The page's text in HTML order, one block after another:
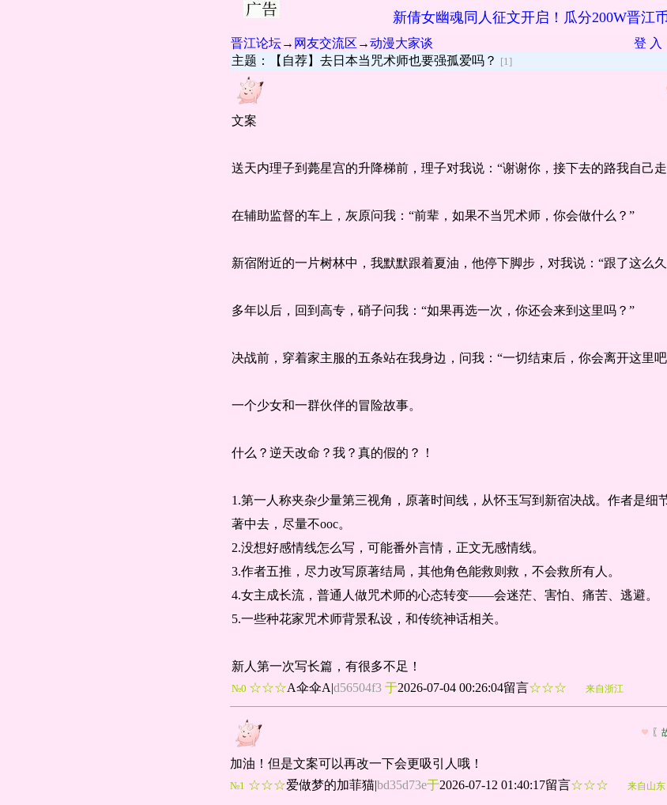
新倩女幽魂同人征文开启！瓜分200W晋江币
晋江论坛→ 网友交流区 →动漫大家谈 登 入
主题：【自荐】去日本当咒术师也要强孤爱吗？ [1]
文案
送天内理子到薨星宫的升降梯前，理子对我说：“谢谢你，接下去的路我自己
在辅助监督的车上，灰原问我：“前辈，如果不当咒术师，你会做什么？”
新宿附近的一片树林中，我默默跟着夏油，他停下脚步，对我说：“跟了这么
多年以后，回到高专，硝子问我：“如果再选一次，你还会来到这里吗？”
决战前，穿着家主服的五条站在我身边，问我：“一切结束后，你会离开这里
一个少女和一群伙伴的冒险故事。
什么？逆天改命？我？真的假的？！
1.第一人称夹杂少量第三视角，原著时间线，从怀玉写到新宿决战。作者是细
著中去，尽量不ooc。
2.没想好感情线怎么写，可能番外言情，正文无感情线。
3.作者五推，尽力改写原著结局，其他角色能救则救，不会救所有人。
4.女主成长流，普通人做咒术师的心态转变——会迷茫、害怕、痛苦、逃避。
5.一些种花家咒术师背景私设，和传统神话相关。
新人第一次写长篇，有很多不足！
№0 ☆☆☆A伞伞A|d56504f3 于2026-07-04 00:26:04留言☆☆☆ 来自浙江
〖
加油！但是文案可以再改一下会更吸引人哦！
№1 ☆☆☆爱做梦的加菲猫|bd35d73e于2026-07-12 01:40:17留言☆☆☆ 来自山东